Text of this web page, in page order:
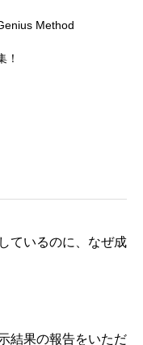
Method
！
ているのに、なぜ成
結果の報告をいただ